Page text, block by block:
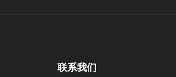
联系我们